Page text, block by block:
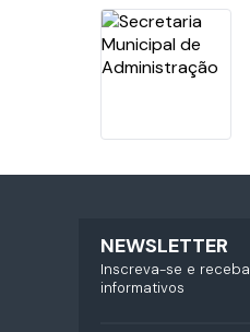
NEWSLETTER
Inscreva-se e receba
informativos